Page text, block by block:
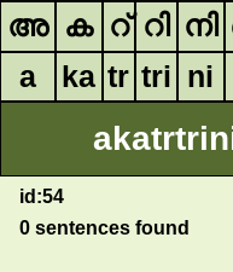
അ ക റ് റി നി
a
ka tr tri ni
id:54
0 sentences found